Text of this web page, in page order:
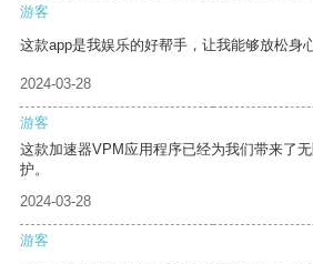
游客
这款app是我娱乐的好帮手，让我能够放松身
2024-03-28
游客
这款加速器VPM应用程序已经为我们带来了
护。
2024-03-28
游客